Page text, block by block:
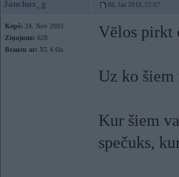
Janchux_g 06. Jan 2018, 22:07
Kopš: 24. Nov 2003
Ziņojumi: 628
Braucu ar: X5 4.6is
Vēlos pirkt
Uz ko šiem
Kur šiem
spečuks,